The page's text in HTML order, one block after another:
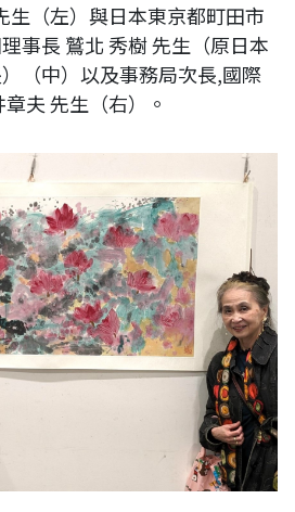
生（左）與日本東京都町田市
事長 鷲北 秀樹 先生（原日本
（中）以及事務局次長,國際
夫 先生（右）。